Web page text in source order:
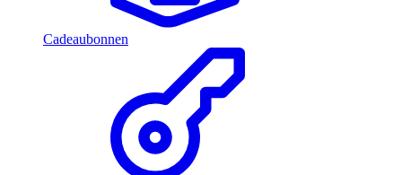
Cadeaubonnen